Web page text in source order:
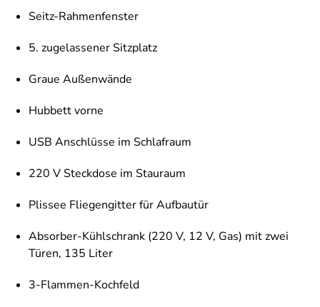
Seitz-Rahmenfenster
5. zugelassener Sitzplatz
Graue Außenwände
Hubbett vorne
USB Anschlüsse im Schlafraum
220 V Steckdose im Stauraum
Plissee Fliegengitter für Aufbautür
Absorber-Kühlschrank (220 V, 12 V, Gas) mit zwei
Türen, 135 Liter
3-Flammen-Kochfeld